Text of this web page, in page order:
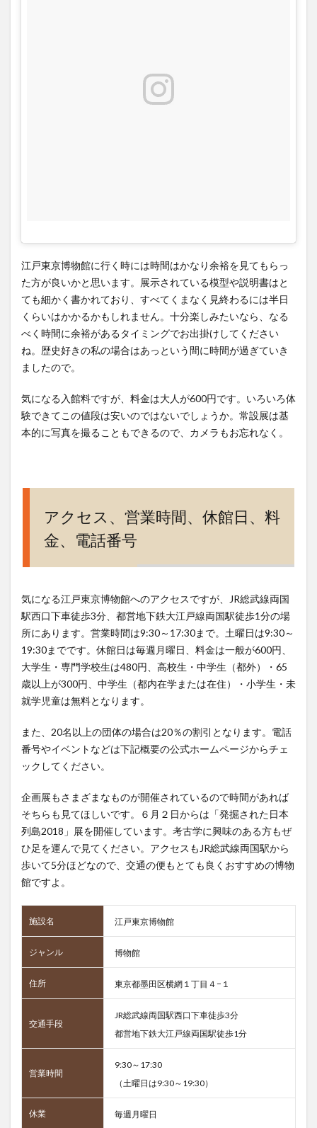
江戸東京博物館に行く時には時間はかなり余裕を見てもらっ
た方が良いかと思います。展示されている模型や説明書はと
ても細かく書かれており、すべてくまなく見終わるには半日
くらいはかかるかもしれません。十分楽しみたいなら、なる
べく時間に余裕があるタイミングでお出掛けしてください
ね。歴史好きの私の場合はあっという間に時間が過ぎていき
ましたので。
気になる入館料ですが、料金は大人が600円です。いろいろ体
験できてこの値段は安いのではないでしょうか。常設展は基
本的に写真を撮ることもできるので、カメラもお忘れなく。
アクセス、営業時間、休館日、料
金、電話番号
気になる江戸東京博物館へのアクセスですが、JR総武線両国
駅西口下車徒歩3分、都営地下鉄大江戸線両国駅徒歩1分の場
所にあります。営業時間は9:30～17:30まで。土曜日は9:30～
19:30までです。休館日は毎週月曜日、料金は一般が600円、
大学生・専門学校生は480円、高校生・中学生（都外）・65
歳以上が300円、中学生（都内在学または在住）・小学生・未
就学児童は無料となります。
また、20名以上の団体の場合は20％の割引となります。電話
番号やイベントなどは下記概要の公式ホームページからチェ
ックしてください。
企画展もさまざまなものが開催されているので時間があれば
そちらも見てほしいです。６月２日からは「発掘された日本
列島2018」展を開催しています。考古学に興味のある方もぜ
ひ足を運んで見てください。アクセスもJR総武線両国駅から
歩いて5分ほどなので、交通の便もとても良くおすすめの博物
館ですよ。
施設名 江戸東京博物館
ジャンル 博物館
住所 東京都墨田区横網１丁目４−１
交通手段
JR総武線両国駅西口下車徒歩3分
都営地下鉄大江戸線両国駅徒歩1分
営業時間
9:30～17:30
（土曜日は9:30～19:30）
休業 毎週月曜日